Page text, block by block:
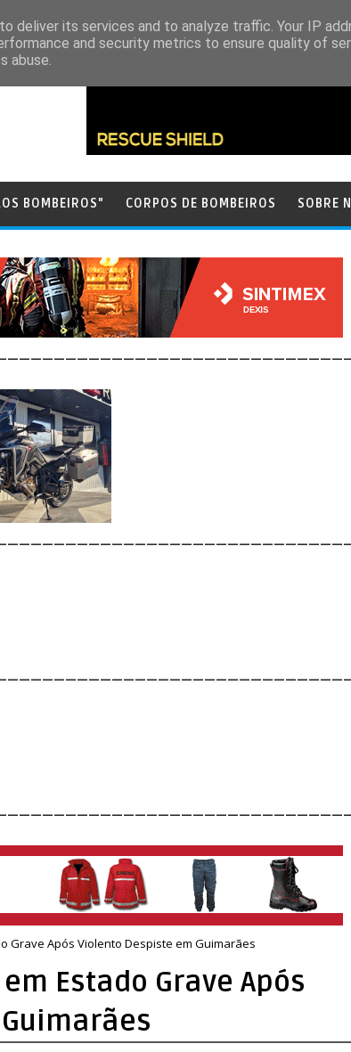
BOMBEIROS" CORPOS DE BOMBEIROS SOBRE
Grave Após Violento Despiste em Guimarães
Estado Grave Após
deliver its services and to analyze traffic. Your IP
and security metrics to ensure quality of
abuse.